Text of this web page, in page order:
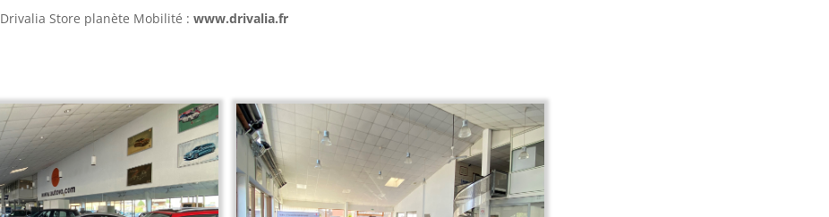
Drivalia Store planète Mobilité : www.drivalia.fr